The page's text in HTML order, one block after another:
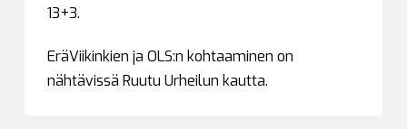
13+3.
EräViikinkien ja OLS:n kohtaaminen on
nähtävissä Ruutu Urheilun kautta.